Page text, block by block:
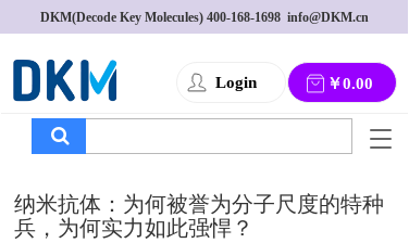
DKM(Decode Key Molecules) 400-168-1698
  info@DKM.cn
Login ￥0.00
T
g
纳米抗体：为何被誉为分子尺度的特种
兵，为何实力如此强悍？